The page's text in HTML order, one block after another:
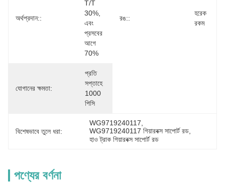
অর্থপ্রদান::
T/T
30%,
এবং
প্রসবের
আগে
70%
রঙ::
হরেক
রকম
যোগানের ক্ষমতা:
প্রতি
সপ্তাহে
1000
পিসি
বিশেষভাবে তুলে ধরা:
WG9719240117
WG9719240117 গিয়ারবক্স সাপোর্ট রড
হাও ট্রাক গিয়ারবক্স সাপোর্ট রড
পণ্যের বর্ণনা